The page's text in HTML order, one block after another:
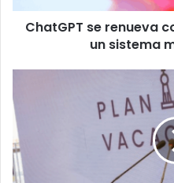
5
ChatGPT se renueva
un sistema
del
Plan
Vacación
2025
destaca